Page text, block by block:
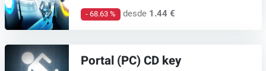
- 68.63 % desde 1.44 €
Portal (PC) CD key